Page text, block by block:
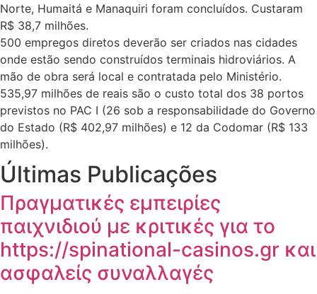
Norte, Humaitá e Manaquiri foram concluídos. Custaram
R$ 38,7 milhões.
500 empregos diretos deverão ser criados nas cidades
onde estão sendo construídos terminais hidroviários. A
mão de obra será local e contratada pelo Ministério.
535,97 milhões de reais são o custo total dos 38 portos
previstos no PAC I (26 sob a responsabilidade do Governo
do Estado (R$ 402,97 milhões) e 12 da Codomar (R$ 133
milhões).
Últimas Publicações
Πραγματικές εμπειρίες
παιχνιδιού με κριτικές για το
https://spinational-casinos.gr και
ασφαλείς συναλλαγές